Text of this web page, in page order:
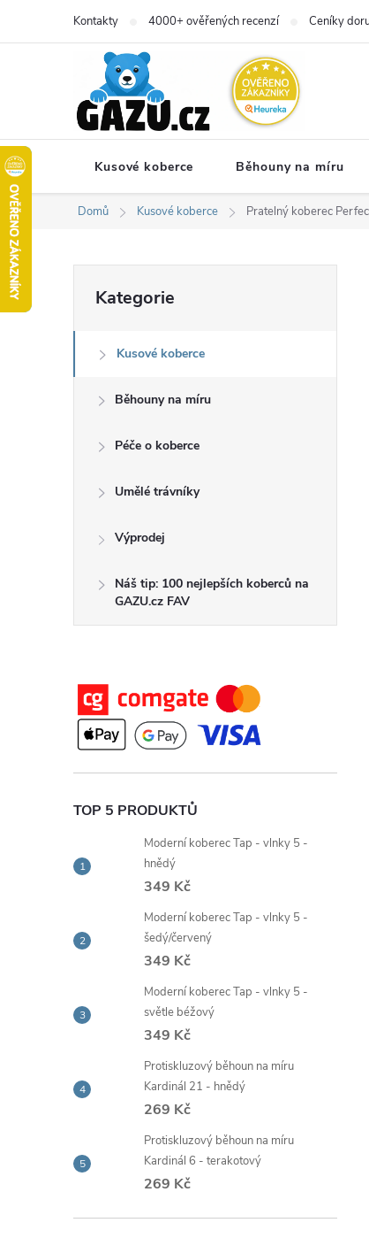
Kontakty 4000+ ověřených recenzí Ceníky
Kusové koberce Běhouny na míru
Domů Kusové koberce Pratelný koberec
o
s
í
p
a
n
e
l
kategorie
Kategorie
Kusové koberce
Běhouny na míru
Péče o koberce
Umělé trávníky
Výprodej
Náš tip: 100 nejlepších koberců na
GAZU.cz FAV
TOP 5 PRODUKTŮ
Moderní koberec Tap - vlnky 5 -
hnědý
349 Kč
Moderní koberec Tap - vlnky 5 -
šedý/červený
349 Kč
Moderní koberec Tap - vlnky 5 -
světle béžový
349 Kč
Protiskluzový běhoun na míru
Kardinál 21 - hnědý
269 Kč
Protiskluzový běhoun na míru
Kardinál 6 - terakotový
269 Kč